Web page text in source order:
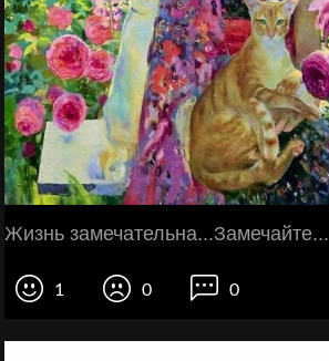
Жизнь замечательна...Замечайте...
1 0 0